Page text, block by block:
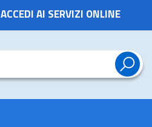
ACCEDI AI SERVIZI ONLINE